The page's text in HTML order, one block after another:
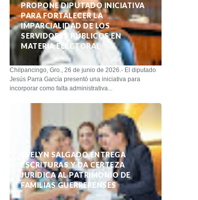
PROPONE DIPUTADO INICIATIVA
PARA FORTALECER LA
IMPARCIALIDAD DE LOS
SERVIDORES PÚBLICOS EN
MATERIA ELECTORAL
Chilpancingo, Gro., 26 de junio de 2026.- El diputado
Jesús Parra García presentó una iniciativa para
incorporar como falta administrativa...
EVELYN SALGADO ENTREGA
ESCRITURAS Y DA CERTEZA
JURÍDICA AL PATRIMONIO DE
FAMILIAS GUERRERENSES